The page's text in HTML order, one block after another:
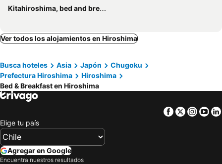
Kitahiroshima, bed and breakfasts
Ver todos los alojamientos en Hiroshima
Busca hoteles Asia Japón
Chugoku
Prefectura Hiroshima
Hiroshima
Bed & Breakfast en Hiroshima
Facebook
Twitter
Elige tu país
Agregar en Google
Encuentra nuestros resultados